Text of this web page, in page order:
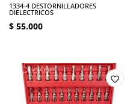
1334-4 DESTORNILLADORES
DIELECTRICOS
$ 55.000